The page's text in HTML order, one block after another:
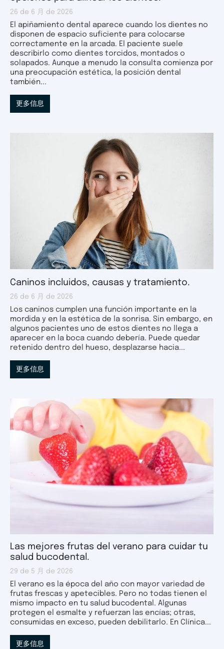
26 de 6 月 de 2026
El apiñamiento dental aparece cuando los dientes no
disponen de espacio suficiente para colocarse
correctamente en la arcada. El paciente suele
describirlo como dientes torcidos, montados o
solapados. Aunque a menudo la consulta comienza por
una preocupación estética, la posición dental
también...
更多信息
Caninos incluidos, causas y tratamiento.
26 de 6 月 de 2026
Los caninos cumplen una función importante en la
mordida y en la estética de la sonrisa. Sin embargo, en
algunos pacientes uno de estos dientes no llega a
aparecer en la boca cuando debería. Puede quedar
retenido dentro del hueso, desplazarse hacia...
更多信息
Las mejores frutas del verano para cuidar tu
salud bucodental.
29 de 5 月 de 2026
El verano es la época del año con mayor variedad de
frutas frescas y apetecibles. Pero no todas tienen el
mismo impacto en tu salud bucodental. Algunas
protegen el esmalte y refuerzan las encías; otras,
consumidas en exceso, pueden debilitarlo. En Clínica...
更多信息